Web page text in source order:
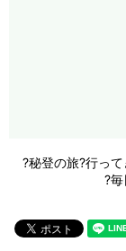
?秘登の旅?行っ
?